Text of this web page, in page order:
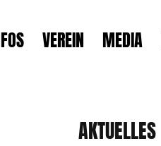
VEREIN MEDIA
AKTUELLES